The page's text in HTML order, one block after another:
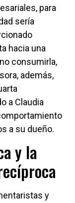
para
sería
hacia una
consumirla,
además,
a Claudia
a su dueño.
y la
y